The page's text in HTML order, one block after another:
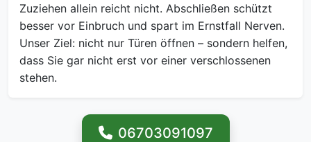
Zuziehen allein reicht nicht. Abschließen schützt
besser vor Einbruch und spart im Ernstfall Nerven.
Unser Ziel: nicht nur Türen öffnen – sondern helfen,
dass Sie gar nicht erst vor einer verschlossenen
stehen.
06703091097